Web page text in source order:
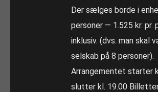
Der sælges borde i
personer — 1.525 kr. pr.
inklusiv. (dvs. man skal
selskab på 8 personer).
Arrangementet starter
slutter kl. 19.00